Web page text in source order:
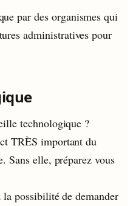
par des organismes qui
administratives pour
technologique ?
TRÈS important du
Sans elle, préparez vous
possibilité de demander